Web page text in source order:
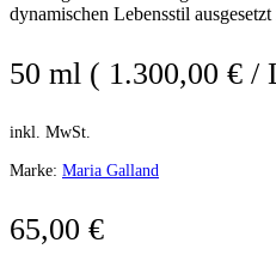
dynamischen Lebensstil ausgesetzt
50 ml ( 1.300,00 € /
inkl. MwSt.
Marke: Maria Galland
65,00 €